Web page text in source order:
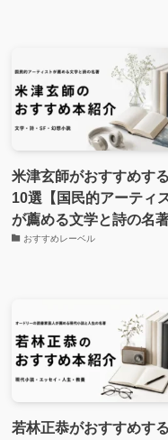
米津玄師がおすすめす
10選【国民的アーティ
が薦める文学と詩の名著
おすすめレーベル
若林正恭がおすすめす